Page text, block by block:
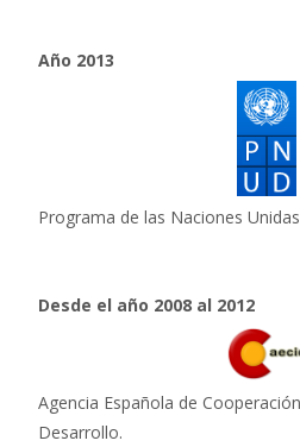
Año 2013
Programa de las Naciones
Desde el año 2008 al 2012
Agencia Española de
Desarrollo.